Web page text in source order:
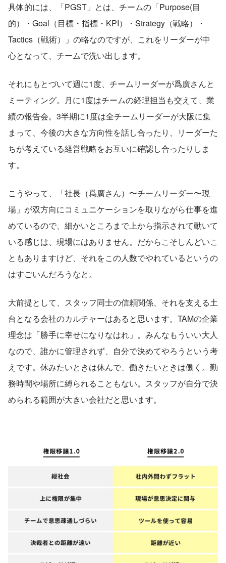
具体的には、「PGST」とは、チームの「Purpose(目
的）・Goal（目標・指標・KPI）・Strategy（戦略）・
Tactics（戦術）」の略なのですが、これをリーダーが中
心となって、チームで洗い出します。
それにもとづいて週に1度、チームリーダーが爲廣さんと
ミーティング。月に1度はチームの経理担当も交えて、業
績の報告会。3半期に1度は全チームリーダーが大阪に集
まって、今後の大きな方向性を話し合ったり、リーダーた
ちが考えている経営戦略をお互いに確認し合ったりしま
す。
こうやって、「社長（爲廣さん）〜チームリーダー〜現
場」が双方向にコミュニケーションを取りながら仕事を進
めているので、細かいところまで上から指示されて動いて
いる感じは、現場にはありません。だからこそしんどいこ
ともありますけど、それをこの人数でやれているというの
はすごいんだろうなと。
大前提として、スタッフ同士の信頼関係、それを支える土
台となる会社のカルチャーはあると思います。TAMの企業
理念は「勝手に幸せになりなはれ」。みんなもういい大人
なので、誰かに管理されず、自分で決めてやろうという考
えです。休みたいときは休んで、働きたいときは働く。勤
務時間や場所に縛られることもない。スタッフが自分で決
められる範囲が大きい会社だと思います。